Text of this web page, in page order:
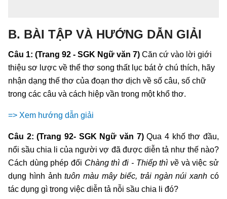
B. BÀI TẬP VÀ HƯỚNG DẪN GIẢI
Câu 1: (Trang 92 - SGK Ngữ văn 7) Căn cứ vào lời giới
thiệu sơ lược về thể thơ song thất lục bát ở chú thích, hãy
nhận dạng thế thơ của đoạn thơ dịch về số câu, số chữ
trong các câu và cách hiệp vần trong một khổ thơ.
=> Xem hướng dẫn giải
Câu 2: (Trang 92- SGK Ngữ văn 7)Qua 4 khố thơ đầu,
nổi sầu chia li của người vợ đã được diễn tả như thế nào?
Cách dùng phép đối Chàng thì đi - Thiếp thì vềvà việc sử
dụng hình ảnh tuôn màu mây biếc, trải ngàn núi xanh có
tác dụng gì trong việc diễn tả nỗi sầu chia li đó?